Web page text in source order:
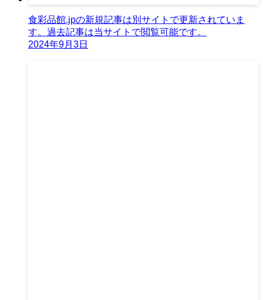
食彩品館.jpの新規記事は別サイトで更新されていま
す。過去記事は当サイトで閲覧可能です。
2024年9月3日